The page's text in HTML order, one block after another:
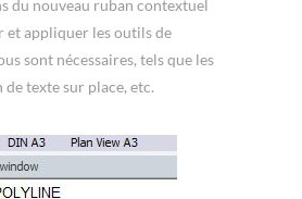
du nouveau ruban contextuel
et appliquer les outils de
sont nécessaires, tels que les
de texte sur place, etc.